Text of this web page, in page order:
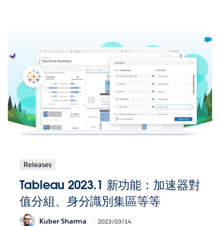
Releases
Tableau 2023.1 新功能：加速器對
值分組、身分識別集區等等
Kuber Sharma 2023/03/14